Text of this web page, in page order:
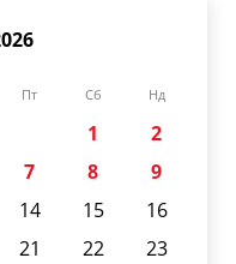
Пт Сб Нд
1
2
7 8
9
14 15
16
21 22
23